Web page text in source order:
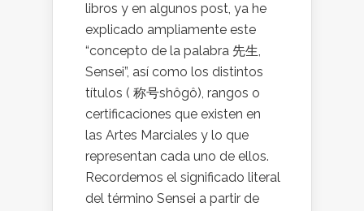
libros y en algunos post, ya he
explicado ampliamente este
“concepto de la palabra 先生,
Sensei”, así como los distintos
títulos ( 称号shôgô), rangos o
certificaciones que existen en
las Artes Marciales y lo que
representan cada uno de ellos.
Recordemos el significado literal
del término Sensei a partir de